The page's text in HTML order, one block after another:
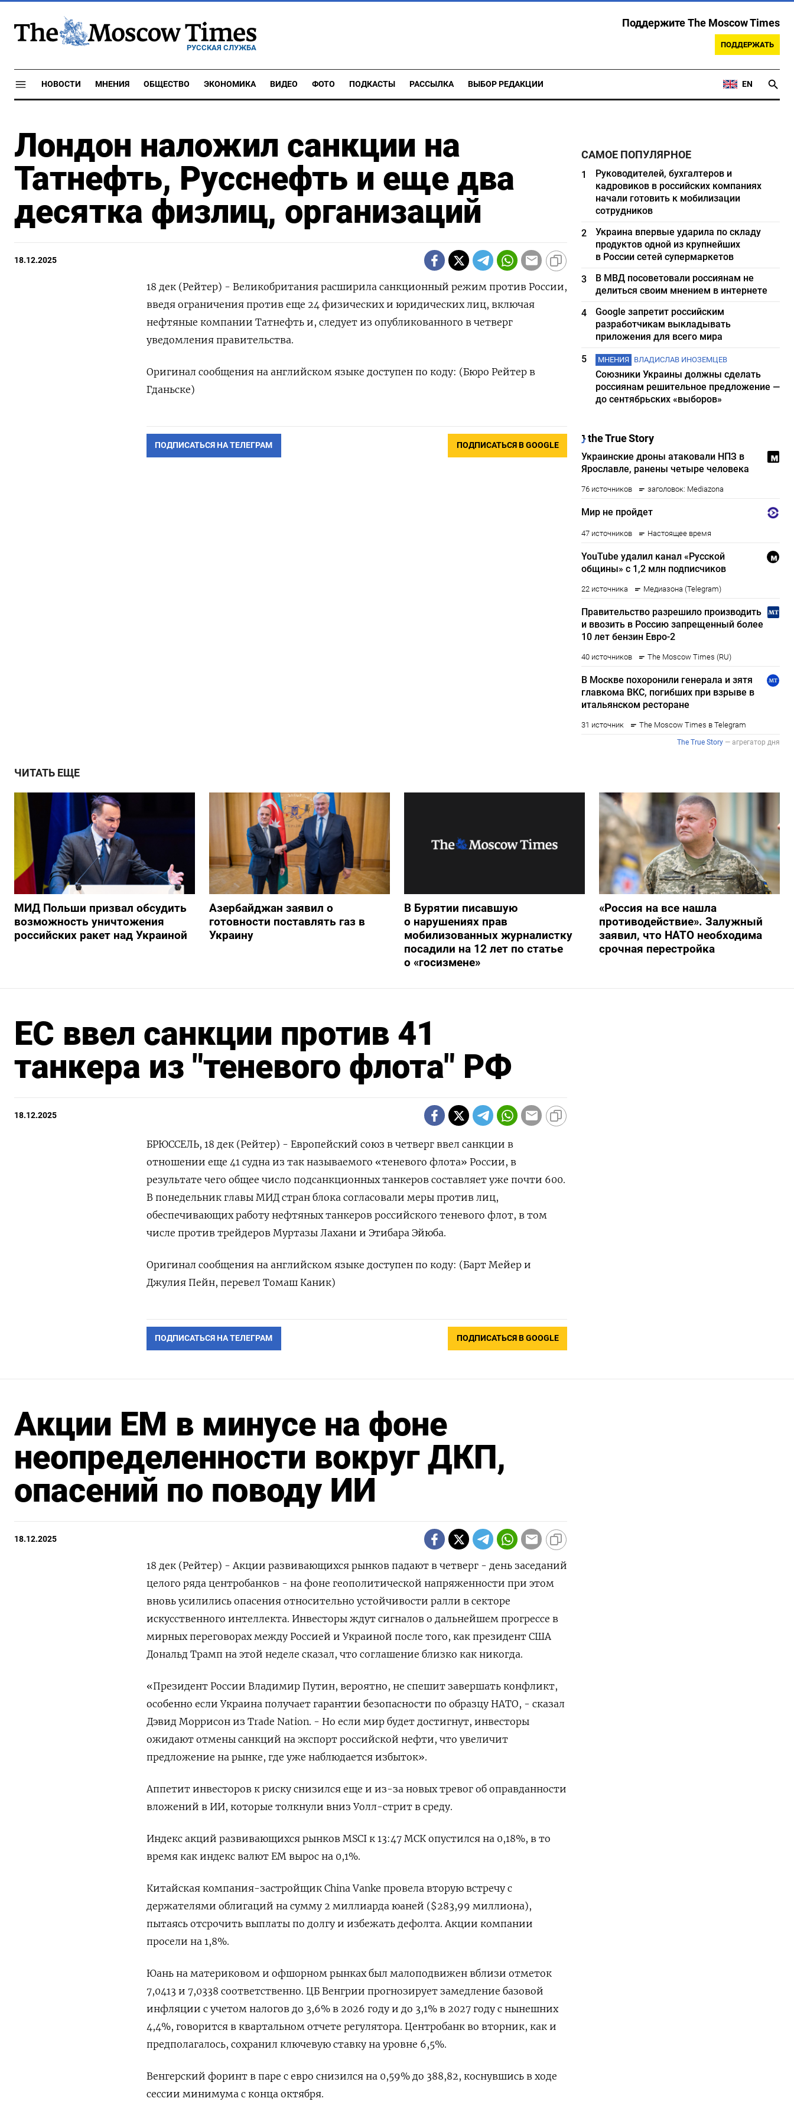
РУССКАЯ СЛУЖБА
Поддержите The Moscow Times
ПОДДЕРЖАТЬ
НОВОСТИ МНЕНИЯ ОБЩЕСТВО ЭКОНОМИКА ВИДЕО ФОТО ПОДКАСТЫ РАССЫЛКА ВЫБОР РЕДАКЦИИ EN
Лондон наложил санкции на
Татнефть, Русснефть и еще два
десятка физлиц, организаций
18.12.2025
18 дек (Рейтер) - Великобритания расширила санкционный режим против России,
введя ограничения против еще 24 физических и юридических лиц, включая
нефтяные компании Татнефть и, следует из опубликованного в четверг
уведомления правительства.
Оригинал сообщения на английском языке доступен по коду: (Бюро Рейтер в
Гданьске)
ПОДПИСАТЬСЯ НА ТЕЛЕГРАМ ПОДПИСАТЬСЯ В GOOGLE
САМОЕ ПОПУЛЯРНОЕ
1
Руководителей, бухгалтеров и
кадровиков в российских компаниях
начали готовить к мобилизации
сотрудников
2
Украина впервые ударила по складу
продуктов одной из крупнейших
в России сетей супермаркетов
3
В МВД посоветовали россиянам не
делиться своим мнением в интернете
4
Google запретит российским
разработчикам выкладывать
приложения для всего мира
5
МНЕНИЯ ВЛАДИСЛАВ ИНОЗЕМЦЕВ
Союзники Украины должны сделать
россиянам решительное предложение —
до сентябрьских «выборов»
ЧИТАТЬ ЕЩЕ
МИД Польши призвал обсудить
возможность уничтожения
российских ракет над Украиной
Азербайджан заявил о
готовности поставлять газ в
Украину
В Бурятии писавшую
о нарушениях прав
мобилизованных журналистку
посадили на 12 лет по статье
о «госизмене»
«Россия на все нашла
противодействие». Залужный
заявил, что НАТО необходима
срочная перестройка
ЕС ввел санкции против 41
танкера из "теневого флота" РФ
18.12.2025
БРЮССЕЛЬ, 18 дек (Рейтер) - Европейский союз в четверг ввел санкции в
отношении еще 41 судна из так называемого «теневого флота» России, в
результате чего общее число подсанкционных танкеров составляет уже почти 600.
В понедельник главы МИД стран блока согласовали меры против лиц,
обеспечивающих работу нефтяных танкеров российского теневого флот, в том
числе против трейдеров Муртазы Лахани и Этибара Эйюба.
Оригинал сообщения на английском языке доступен по коду: (Барт Мейер и
Джулия Пейн, перевел Томаш Каник)
ПОДПИСАТЬСЯ НА ТЕЛЕГРАМ ПОДПИСАТЬСЯ В GOOGLE
Акции EM в минусе на фоне
неопределенности вокруг ДКП,
опасений по поводу ИИ
18.12.2025
18 дек (Рейтер) - Акции развивающихся рынков падают в четверг - день заседаний
целого ряда центробанков - на фоне геополитической напряженности при этом
вновь усилились опасения относительно устойчивости ралли в секторе
искусственного интеллекта. Инвесторы ждут сигналов о дальнейшем прогрессе в
мирных переговорах между Россией и Украиной после того, как президент США
Дональд Трамп на этой неделе сказал, что соглашение близко как никогда.
«Президент России Владимир Путин, вероятно, не спешит завершать конфликт,
особенно если Украина получает гарантии безопасности по образцу НАТО, - сказал
Дэвид Моррисон из Trade Nation. - Но если мир будет достигнут, инвесторы
ожидают отмены санкций на экспорт российской нефти, что увеличит
предложение на рынке, где уже наблюдается избыток».
Аппетит инвесторов к риску снизился еще и из-за новых тревог об оправданности
вложений в ИИ, которые толкнули вниз Уолл-стрит в среду.
Индекс акций развивающихся рынков MSCI к 13:47 МСК опустился на 0,18%, в то
время как индекс валют ЕМ вырос на 0,1%.
Китайская компания-застройщик China Vanke провела вторую встречу с
держателями облигаций на сумму 2 миллиарда юаней ($283,99 миллиона),
пытаясь отсрочить выплаты по долгу и избежать дефолта. Акции компании
просели на 1,8%.
Юань на материковом и офшорном рынках был малоподвижен вблизи отметок
7,0413 и 7,0338 соответственно. ЦБ Венгрии прогнозирует замедление базовой
инфляции с учетом налогов до 3,6% в 2026 году и до 3,1% в 2027 году с нынешних
4,4%, говорится в квартальном отчете регулятора. Центробанк во вторник, как и
предполагалось, сохранил ключевую ставку на уровне 6,5%.
Венгерский форинт в паре с евро снизился на 0,59% до 388,82, коснувшись в ходе
сессии минимума с конца октября.